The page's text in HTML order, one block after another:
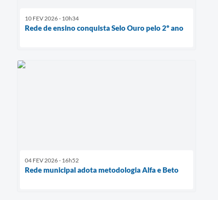
10 FEV 2026 - 10h34
Rede de ensino conquista Selo Ouro pelo 2º ano
04 FEV 2026 - 16h52
Rede municipal adota metodologia Alfa e Beto